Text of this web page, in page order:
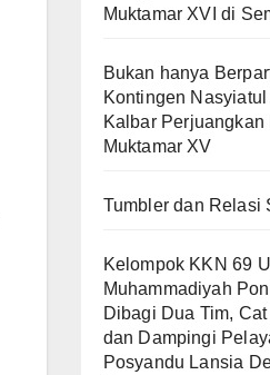
Muktamar XVI di
Bukan hanya
Kontingen
Kalbar Perjuangkan
Muktamar XV
Tumbler dan Relasi
Kelompok KKN 69
Muhammadiyah
Dibagi Dua Tim,
dan Dampingi
Posyandu Lansia